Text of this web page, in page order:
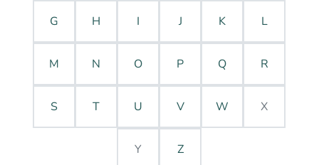
G H I J K L
M N O P Q R
S T U V W X
Y Z